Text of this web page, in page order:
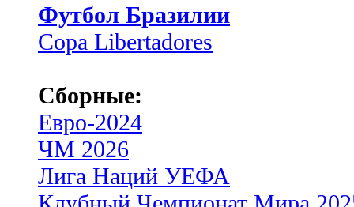
Футбол Бразилии
Copa Libertadores
Сборные:
Евро-2024
ЧМ 2026
Лига Наций УЕФА